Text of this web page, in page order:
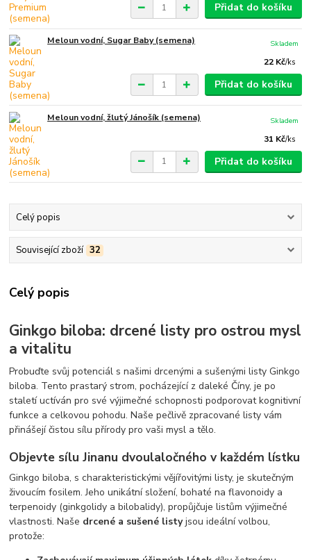
Přidat do košíku
Meloun vodní, Sugar Baby (semena)
22 Kč/ks
Skladem
Přidat do košíku
Meloun vodní, žlutý Jánošík (semena)
31 Kč/ks
Skladem
Přidat do košíku
Celý popis
Související zboží 32
Celý popis
Ginkgo biloba: drcené listy pro ostrou mysl
a vitalitu
Probuďte svůj potenciál s našimi drcenými a sušenými listy Ginkgo
biloba. Tento prastarý strom, pocházející z daleké Číny, je po
staletí uctíván pro své výjimečné schopnosti podporovat kognitivní
funkce a celkovou pohodu. Naše pečlivě zpracované listy vám
přinášejí čistou sílu přírody pro vaši mysl a tělo.
Objevte sílu Jinanu dvoulaločného v každém lístku
Ginkgo biloba, s charakteristickými vějířovitými listy, je skutečným
živoucím fosilem. Jeho unikátní složení, bohaté na flavonoidy a
terpenoidy (ginkgolidy a bilobalidy), propůjčuje listům výjimečné
vlastnosti. Naše drcené a sušené listyjsou ideální volbou,
protože: